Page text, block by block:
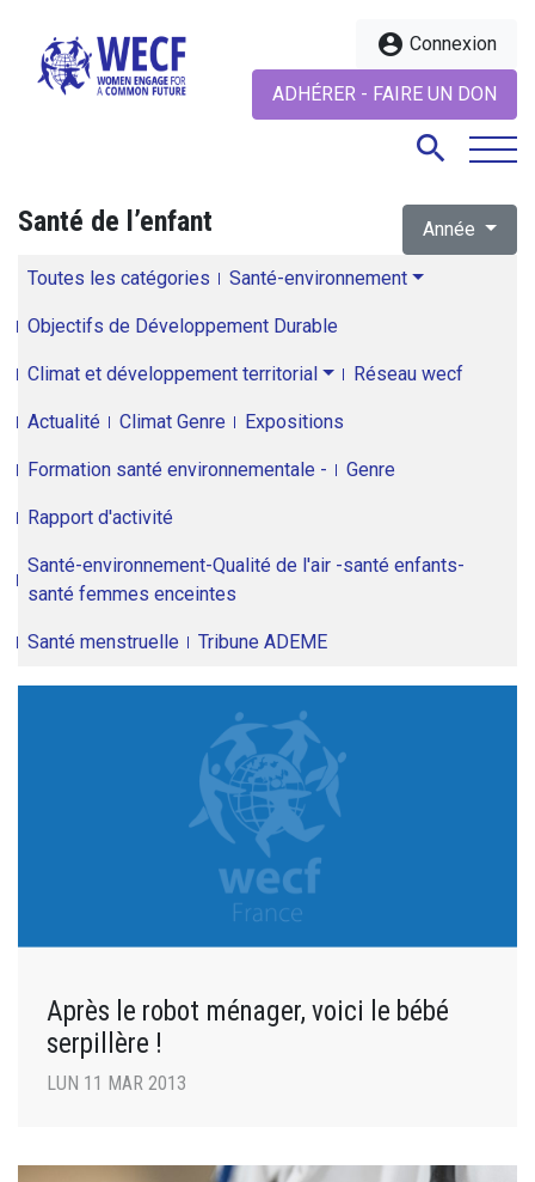
account_circle Connexion
ADHÉRER - FAIRE UN DON
search
Santé de l’enfant Année
Toutes les catégories Santé-environnement
Objectifs de Développement Durable
Climat et développement territorial Réseau wecf
Actualité Climat Genre Expositions
Formation santé environnementale - Genre
Rapport d'activité
Santé-environnement-Qualité de l'air -santé enfants-
santé femmes enceintes
Santé menstruelle Tribune ADEME
Après le robot ménager, voici le bébé
serpillère !
LUN 11 MAR 2013